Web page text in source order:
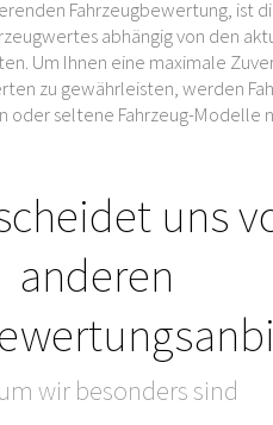
Fahrzeugbewertung, ist
abhängig von den
Um Ihnen eine maximale
zu gewährleisten, werden
oder seltene Fahrzeug-
uns
anderen
wir besonders sind